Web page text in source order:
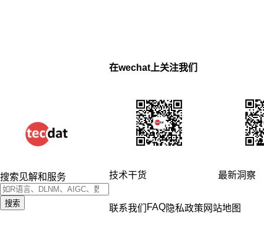
搜索见解和服务
搜索
在wechat上关注我们
技术干货 最新洞察
联系我们 FAQ隐私政策 网站地图